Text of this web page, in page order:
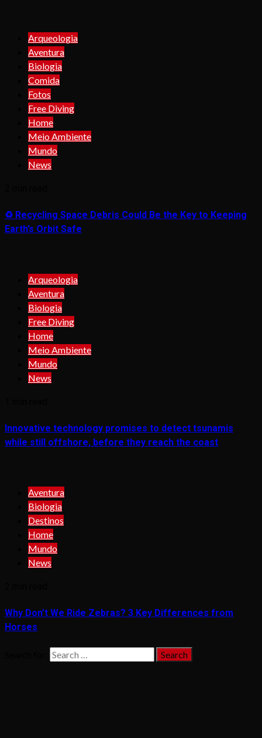
Arqueologia
Aventura
Biologia
Comida
Fotos
Free Diving
Home
Meio Ambiente
Mundo
News
♻️ Recycling Space Debris Could Be the Key to Keeping
Earth’s Orbit Safe
Arqueologia
Aventura
Biologia
Free Diving
Home
Meio Ambiente
Mundo
News
Innovative technology promises to detect tsunamis
while still offshore, before they reach the coast
Aventura
Biologia
Destinos
Home
Mundo
News
Why Don’t We Ride Zebras? 3 Key Differences from
Horses